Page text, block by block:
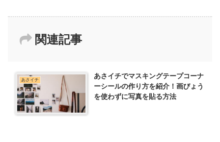
関連記事
あさイチ
あさイチでマスキングテープコーナ
ーシールの作り方を紹介！画びょう
を使わずに写真を貼る方法